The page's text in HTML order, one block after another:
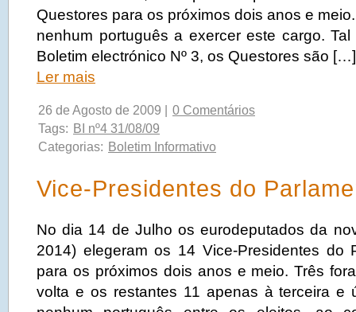
Questores para os próximos dois anos e
nenhum português a exercer este cargo.
Boletim electrónico Nº 3, os Questores são […]
Ler mais
26 de Agosto de 2009 |
0 Comentários
Tags: BI nº4 31/08/09
Categorias: Boletim Informativo
Vice-Presidentes do
No dia 14 de Julho os eurodeputados da
2014) elegeram os 14 Vice-Presidentes do
para os próximos dois anos e meio. Três
volta e os restantes 11 apenas à terceira e